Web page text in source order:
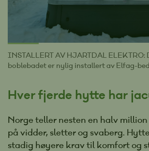
INSTALLERT AV HJARTDAL ELEKTRO:
boblebadet er nylig installert av Elfag-
Hver fjerde hytte har
Norge teller nesten en halv
på vidder, sletter og svaberg.
stadig høyere krav til komfort og